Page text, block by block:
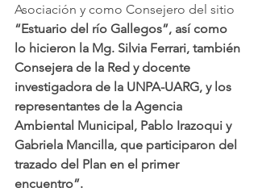
Asociación y como Consejero del sitio
“Estuario del río Gallegos”, así como
lo hicieron la Mg. Silvia Ferrari, también
Consejera de la Red y docente
investigadora de la UNPA-UARG, y los
representantes de la Agencia
Ambiental Municipal, Pablo Irazoqui y
Gabriela Mancilla, que participaron del
trazado del Plan en el primer
encuentro”.